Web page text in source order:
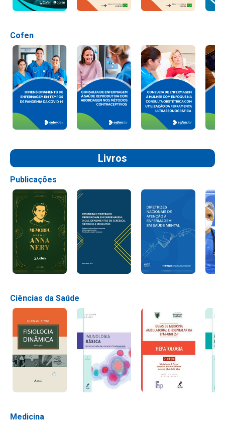
Cofen
Livros
Publicações
Ciências da Saúde
Medicina